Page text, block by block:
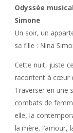
Odyssée
Simone
Un soir, un
sa fille : Nina
Cette nuit, juste
racontent à cœur
Traverser en une
combats de
elle, la
la mère, l’amour,